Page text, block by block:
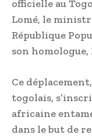
officielle au
Lomé, le
République
son homologue,
Ce
togolais,
africaine
dans le but de